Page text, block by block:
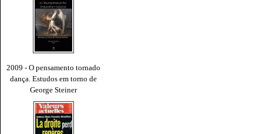
2009 - O pensamento tornado
dança. Estudos em torno de
George Steiner